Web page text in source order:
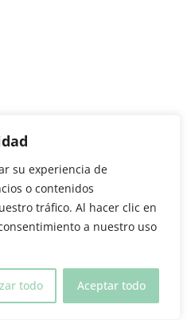
su experiencia de
o contenidos
tráfico. Al hacer clic en
a nuestro uso
todo Aceptar todo